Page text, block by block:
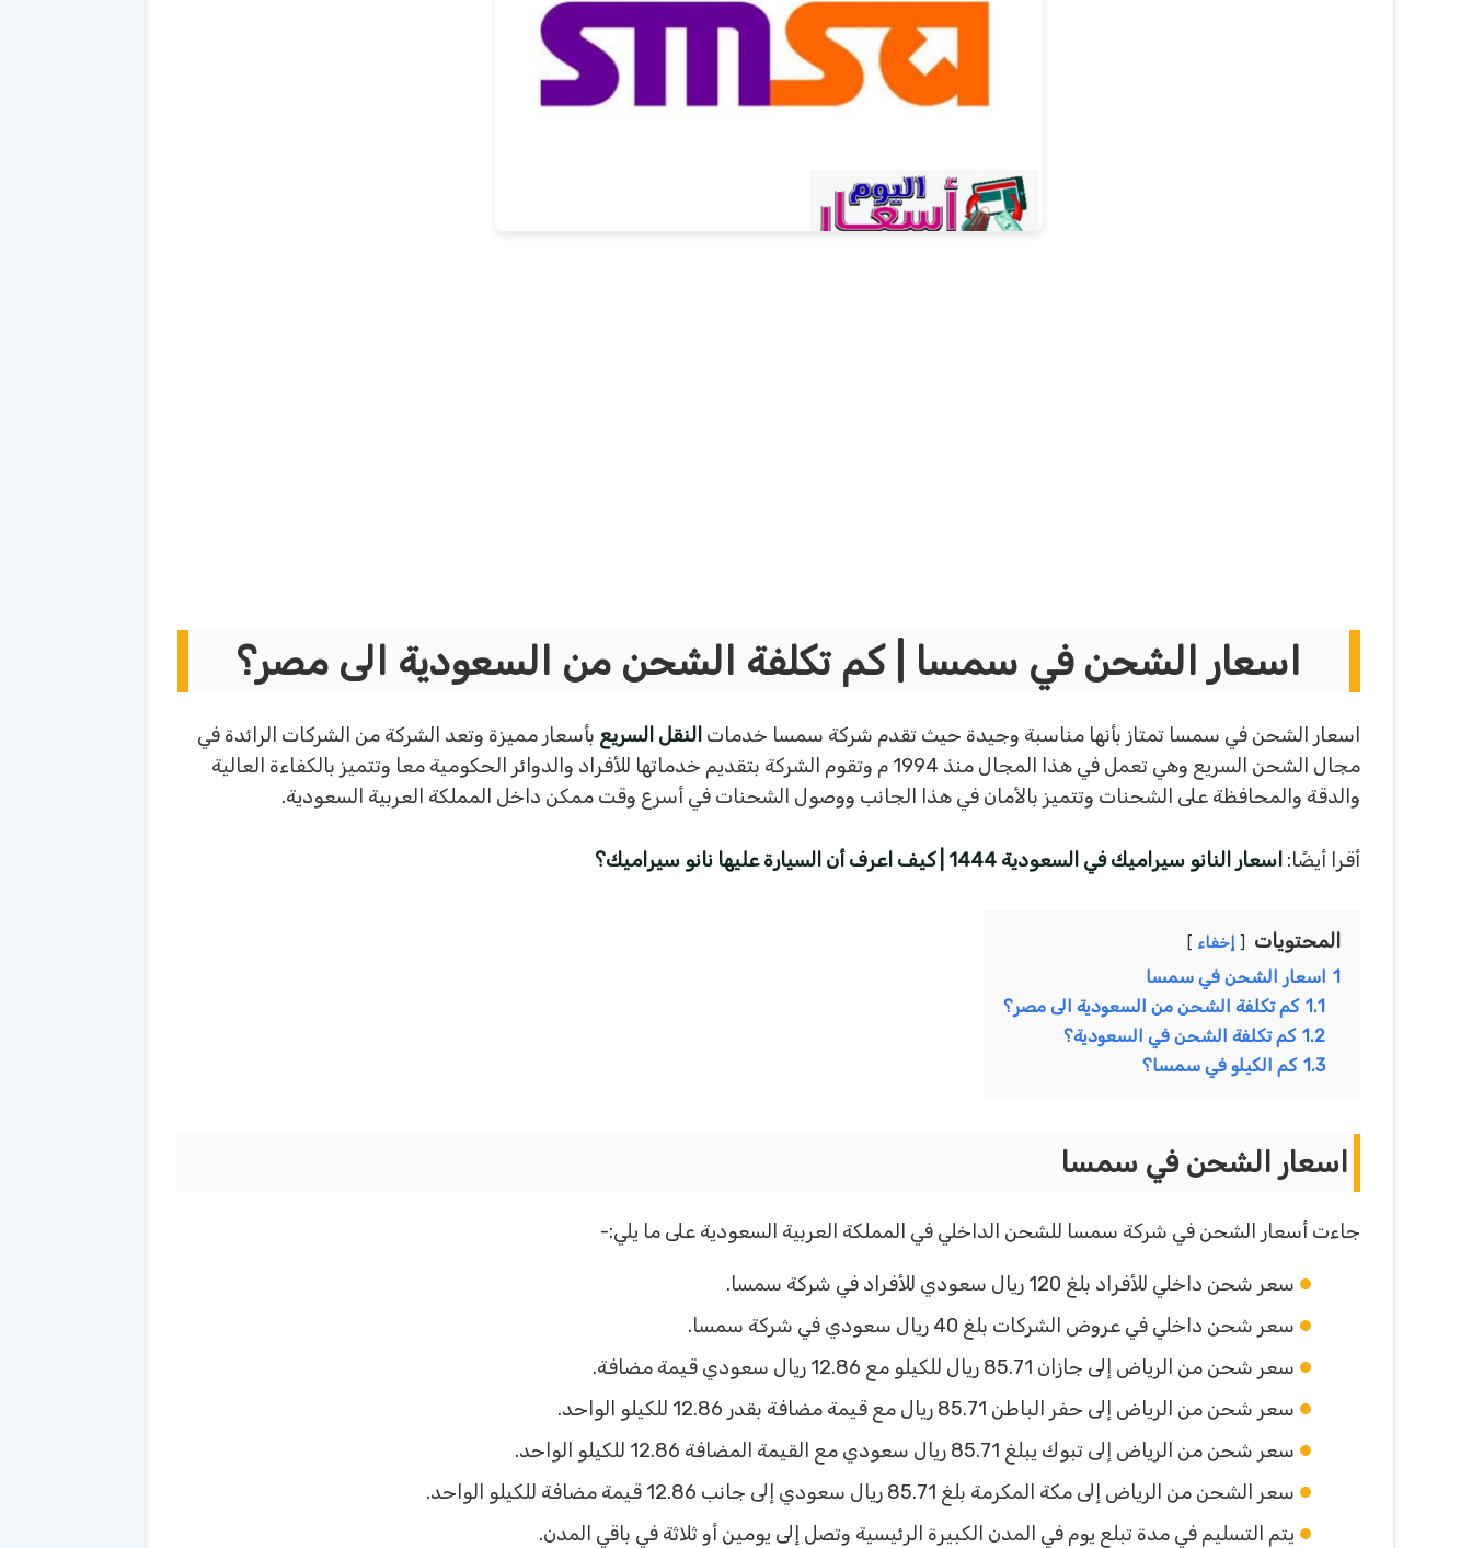
اسعار الشحن في سمسا | كم تكلفة الشحن من السعودية الى مصر؟
اسعار الشحن في سمسا تمتاز بأنها مناسبة وجيدة حيث تقدم شركة سمسا خدمات النقل السريع بأسعار مميزة وتعد الشركة من الشركات الرائدة في
مجال الشحن السريع وهي تعمل في هذا المجال منذ 1994 م وتقوم الشركة بتقديم خدماتها للأفراد والدوائر الحكومية معا وتتميز بالكفاءة العالية
والدقة والمحافظة على الشحنات وتتميز بالأمان في هذا الجانب ووصول الشحنات في أسرع وقت ممكن داخل المملكة العربية السعودية.
أقرا أيضًا: اسعار النانو سيراميك في السعودية 1444 | كيف اعرف أن السيارة عليها نانو سيراميك؟
المحتويات إخفاء
1 اسعار الشحن في سمسا
1.1 كم تكلفة الشحن من السعودية الى مصر؟
1.2 كم تكلفة الشحن في السعودية؟
1.3 كم الكيلو في سمسا؟
اسعار الشحن في سمسا
جاءت أسعار الشحن في شركة سمسا للشحن الداخلي في المملكة العربية السعودية على ما يلي:-
سعر شحن داخلي للأفراد بلغ 120 ريال سعودي للأفراد في شركة سمسا.
سعر شحن داخلي في عروض الشركات بلغ 40 ريال سعودي في شركة سمسا.
سعر شحن من الرياض إلى جازان 85.71 ريال للكيلو مع 12.86 ريال سعودي قيمة مضافة.
سعر شحن من الرياض إلى حفر الباطن 85.71 ريال مع قيمة مضافة بقدر 12.86 للكيلو الواحد.
سعر شحن من الرياض إلى تبوك يبلغ 85.71 ريال سعودي مع القيمة المضافة 12.86 للكيلو الواحد.
سعر الشحن من الرياض إلى مكة المكرمة بلغ 85.71 ريال سعودي إلى جانب 12.86 قيمة مضافة للكيلو الواحد.
يتم التسليم في مدة تبلع يوم في المدن الكبيرة الرئيسية وتصل إلى يومين أو ثلاثة في باقي المدن.